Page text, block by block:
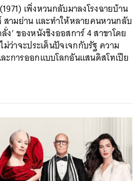
เพิ่งหวนกลับมาลงโรงฉายบ้าน
สามย่าน และทำให้หลายคนหวนกลับ
’ ของหนังชิงออสการ์ 4 สาขาโดย
ว่าจะประเด็นปัจเจกกับรัฐ ความ
ะการออกแบบโลกอันแสนดิสโทเปีย